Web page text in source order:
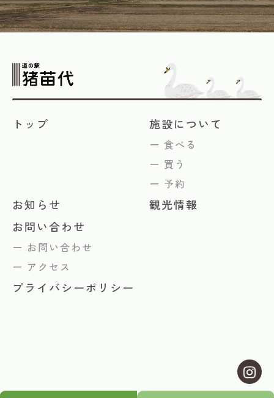
トップ 施設について
食べる
買う
予約
お知らせ
観光情報
お問い合わせ
お問い合わせ
アクセス
プライバシーポリシー